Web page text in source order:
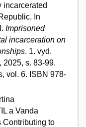
incarcerated
In
Imprisoned
incarceration on
. 1. vyd.
2025, s. 83-99.
vol. 6. ISBN 978-
a Vanda
Contributing to